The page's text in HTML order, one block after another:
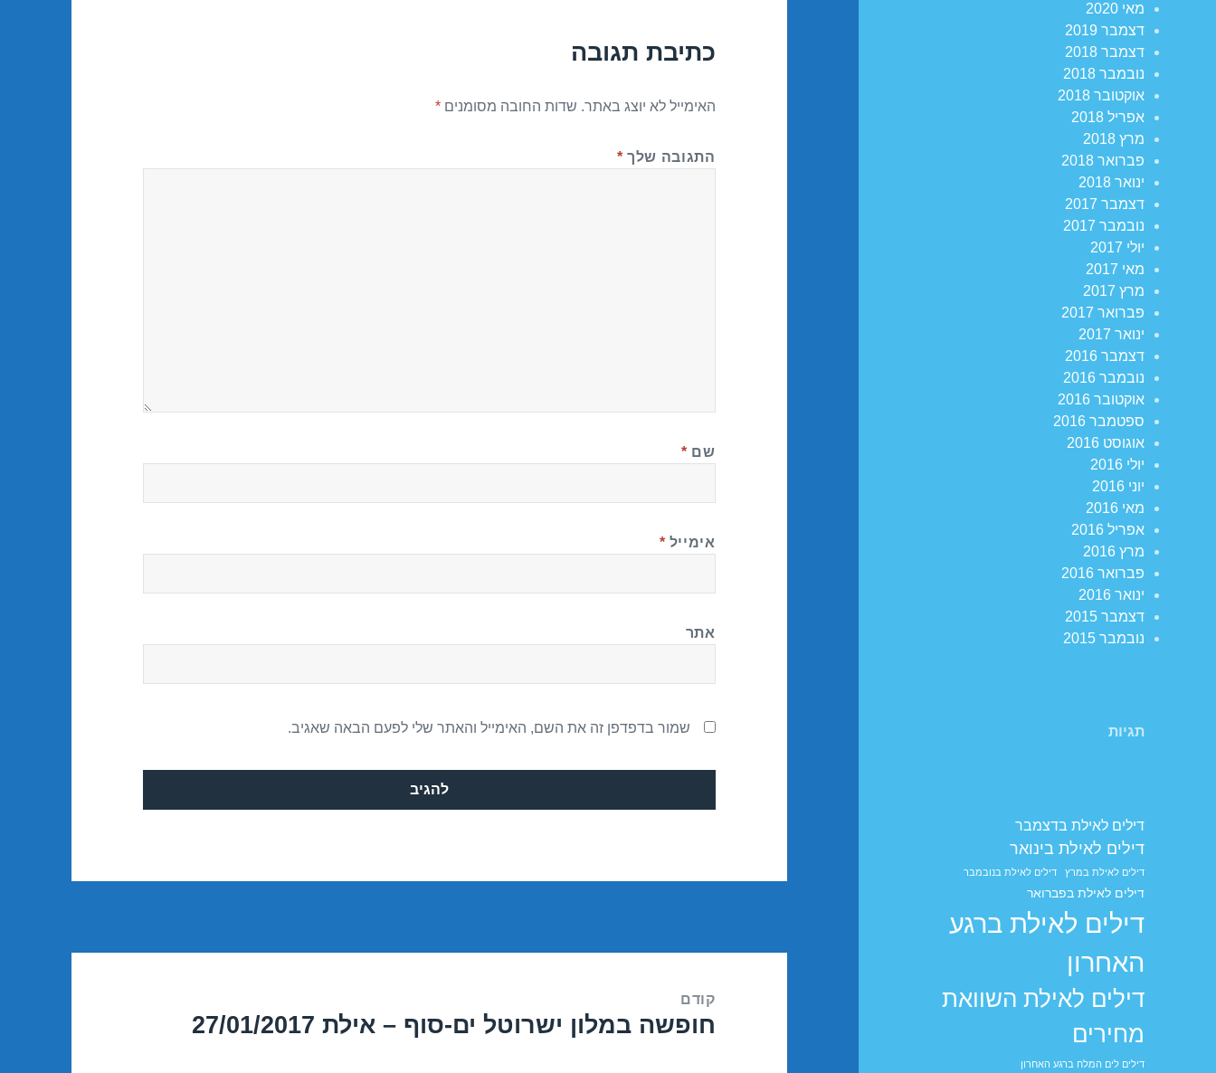
מאי 2020
דצמבר 2019
דצמבר 2018
נובמבר 2018
אוקטובר 2018
אפריל 2018
מרץ 2018
פברואר 2018
ינואר 2018
דצמבר 2017
נובמבר 2017
יולי 2017
מאי 2017
מרץ 2017
פברואר 2017
ינואר 2017
דצמבר 2016
נובמבר 2016
אוקטובר 2016
ספטמבר 2016
אוגוסט 2016
יולי 2016
יוני 2016
מאי 2016
אפריל 2016
מרץ 2016
פברואר 2016
ינואר 2016
דצמבר 2015
נובמבר 2015
תגיות
דילים לאילת בדצמבר
דילים לאילת בינואר
דילים לאילת במרץ דילים לאילת בנובמבר
דילים לאילת בפברואר
דילים לאילת ברגע
האחרון
דילים לאילת השוואת
מחירים
דילים לים המלח ברגע האחרון
כתיבת תגובה
האימייל לא יוצג באתר. שדות החובה מסומנים*
התגובה שלך *
שם *
אימייל *
אתר
שמור בדפדפן זה את השם, האימייל והאתר שלי לפעם הבאה שאגיב.
קודם
הפוסט
חופשה במלון ישרוטל ים-סוף – אילת 27/01/2017